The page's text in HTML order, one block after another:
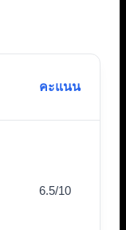
คะแนน
6.5/10